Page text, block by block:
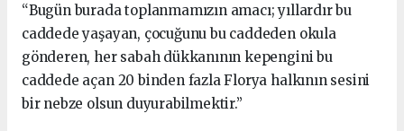
“Bugün burada toplanmamızın amacı; yıllardır bu
caddede yaşayan, çocuğunu bu caddeden okula
gönderen, her sabah dükkanının kepengini bu
caddede açan 20 binden fazla Florya halkının sesini
bir nebze olsun duyurabilmektir.”